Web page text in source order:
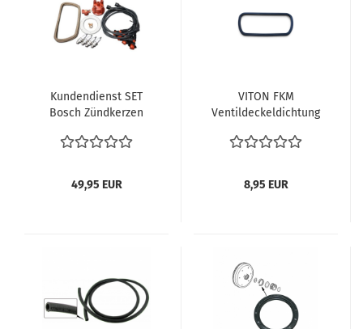
Kundendienst SET
Bosch Zündkerzen
Verteilerkappe VW
Karmann Ghia
(Verteilerkappe ,
49,95 EUR
VITON FKM
Ventildeckeldichtung
34-50 PS VW Bus T1 T2
Markt - absolut dicht !
8,95 EUR